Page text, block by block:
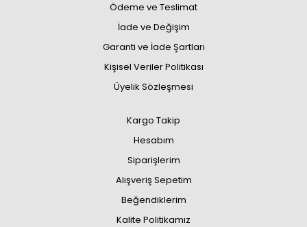
Ödeme ve Teslimat
İade ve Değişim
Garanti ve İade Şartları
Kişisel Veriler Politikası
Üyelik Sözleşmesi
Kargo Takip
Hesabım
Siparişlerim
Alışveriş Sepetim
Beğendiklerim
Kalite Politikamız